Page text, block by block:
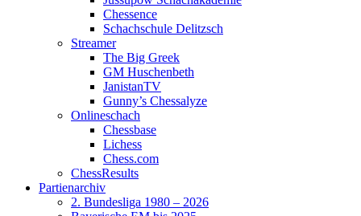
Chessence
Schachschule Delitzsch
Streamer
The Big Greek
GM Huschenbeth
JanistanTV
Gunny’s Chessalyze
Onlineschach
Chessbase
Lichess
Chess.com
ChessResults
Partienarchiv
2. Bundesliga 1980 – 2026